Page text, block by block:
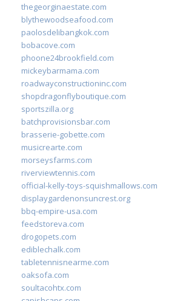
thegeorginaestate.com
blythewoodseafood.com
paolosdelibangkok.com
bobacove.com
phoone24brookfield.com
mickeybarmama.com
roadwayconstructioninc.com
shopdragonflyboutique.com
sportszilla.org
batchprovisionsbar.com
brasserie-gobette.com
musicrearte.com
morseysfarms.com
riverviewtennis.com
official-kelly-toys-squishmallows.com
displaygardenonsuncrest.org
bbq-empire-usa.com
feedstoreva.com
drogopets.com
ediblechalk.com
tabletennisnearme.com
oaksofa.com
soultacohtx.com